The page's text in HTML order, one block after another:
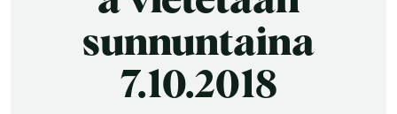
JÄSENSIVUT
sunnuntaina
7.10.2018